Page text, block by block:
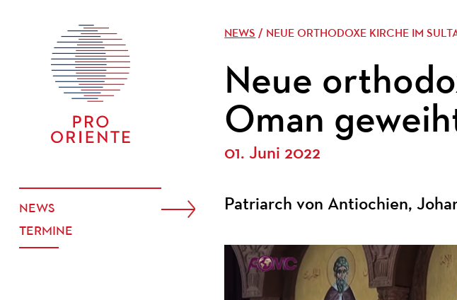
NEWS
TERMINE
NEWS / NEUE ORTHODOXE KIRCHE IM
Neue
Oman
01. Juni 2022
Patriarch von Antiochien,